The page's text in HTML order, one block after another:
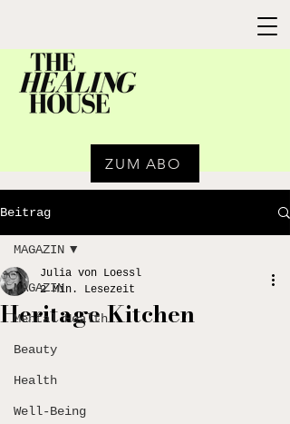
ZUM ABO
Beitrag
MAGAZIN
Mental Health
Beauty
Health
Well-Being
MAGAZIN
Heritage Kitchen
Julia von Loessl
2 Min. Lesezeit